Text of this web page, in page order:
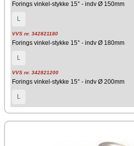
Forings vinkel-stykke 15° - indv Ø 150mm
L
VVS nr. 342821180
Forings vinkel-stykke 15° - indv Ø 180mm
L
VVS nr. 342821200
Forings vinkel-stykke 15° - indv Ø 200mm
L